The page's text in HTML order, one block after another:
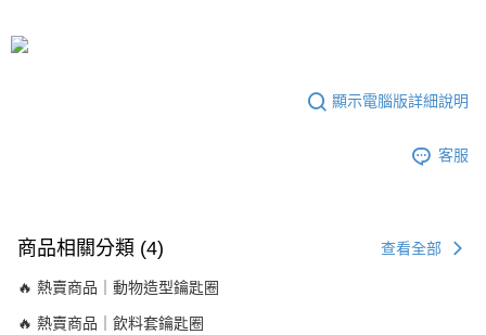
顯示電腦版詳細說明
客服
商品相關分類 (4) 查看全部
🔥 熱賣商品｜動物造型鑰匙圈
🔥 熱賣商品｜飲料套鑰匙圈